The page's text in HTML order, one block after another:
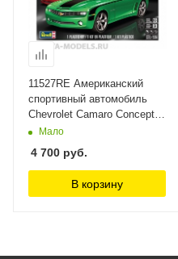
11527RE Американский
спортивный автомобиль
Chevrolet Camaro Concept
Car Revell 1/25
Мало
4 700 руб.
В корзину